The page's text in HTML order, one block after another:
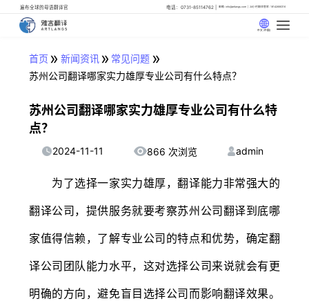
遍布全球的母语翻译官 电话：0731-85114762 邮箱: info@artlangs.com 24小时翻译管家: 18142666316
中文 (中国)
首页 » 新闻资讯» 常见问题 »
苏州公司翻译哪家实力雄厚专业公司有什么特点？
苏州公司翻译哪家实力雄厚专业公司有什么特
点？
2024-11-11 866 次浏览 admin
为了选择一家实力雄厚，翻译能力非常强大的
翻译公司，提供服务就要考察苏州公司翻译到底哪
家值得信赖，了解专业公司的特点和优势，确定翻
译公司团队能力水平，这对选择公司来说就会有更
明确的方向，避免盲目选择公司而影响翻译效果。